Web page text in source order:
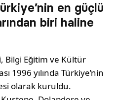
en güçlü
biri haline
Bilgi Eğitim ve Kültür
1996 yılında Türkiye’nin
olarak kuruldu.